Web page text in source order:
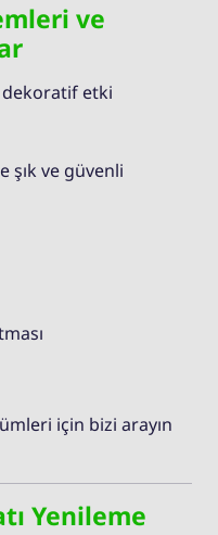
ve
etki
şık ve güvenli
için bizi arayın
Yenileme